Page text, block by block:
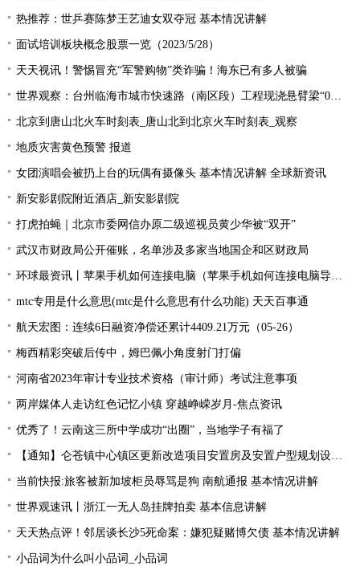
热推荐：世乒赛陈梦王艺迪女双夺冠 基本情况讲解
面试培训板块概念股票一览（2023/5/28）
天天视讯！警惕冒充“军警购物”类诈骗！海东已有多人被骗
世界观察：台州临海市城市快速路（南区段）工程现浇悬臂梁“0号块”顺利浇筑
北京到唐山北火车时刻表_唐山北到北京火车时刻表_观察
地质灾害黄色预警 报道
女团演唱会被扔上台的玩偶有摄像头 基本情况讲解 全球新资讯
新安影剧院附近酒店_新安影剧院
打虎拍蝇｜北京市委网信办原二级巡视员黄少华被“双开”
武汉市财政局公开催账，名单涉及多家当地国企和区财政局
环球最资讯丨苹果手机如何连接电脑（苹果手机如何连接电脑导出照片）
mtc专用是什么意思(mtc是什么意思有什么功能) 天天百事通
航天宏图：连续6日融资净偿还累计4409.21万元（05-26）
梅西精彩突破后传中，姆巴佩小角度射门打偏
河南省2023年审计专业技术资格（审计师）考试注意事项
两岸媒体人走访红色记忆小镇 穿越峥嵘岁月-焦点资讯
优秀了！云南这三所中学成功“出圈”，当地学子有福了
【通知】仑苍镇中心镇区更新改造项目安置房及安置户型规划设计征求意见... 天天快资讯
当前快报:旅客被新加坡柜员辱骂是狗 南航通报 基本情况讲解
世界观速讯丨浙江一无人岛挂牌拍卖 基本信息讲解
天天热点评！邻居谈长沙5死命案：嫌犯疑赌博欠债 基本情况讲解
小品词为什么叫小品词_小品词